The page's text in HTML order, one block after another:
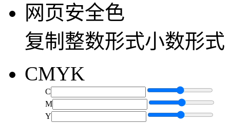
网页安全色
复制 整数形式小数形式
CMYK
C
M
Y